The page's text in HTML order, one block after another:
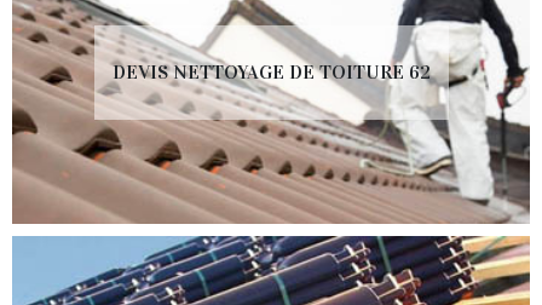
DEVIS NETTOYAGE DE TOITURE 62